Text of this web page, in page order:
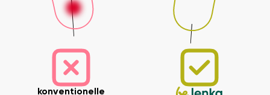
konventionelle